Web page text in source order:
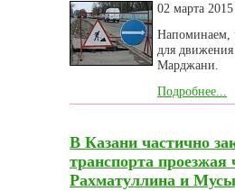
02 марта 2015
Напоминаем,
для движения
Марджани.
Подробнее...
В Казани частично
транспорта
Рахматуллина и